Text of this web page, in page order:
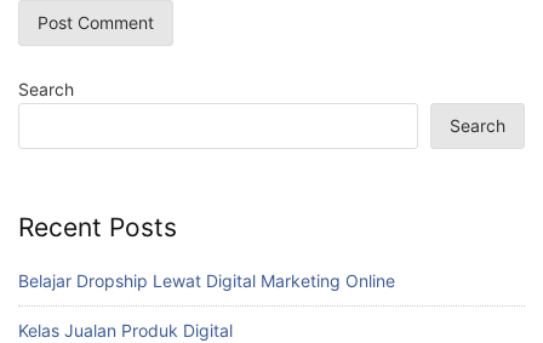
Search
Search
Recent Posts
Belajar Dropship Lewat Digital Marketing Online
Kelas Jualan Produk Digital